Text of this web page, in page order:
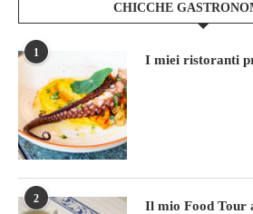
CHICCHE
1
I miei ristoranti
2
Il mio Food Tour